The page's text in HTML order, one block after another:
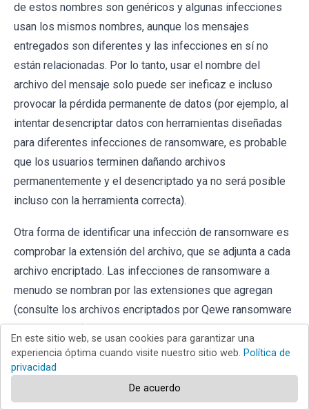
de estos nombres son genéricos y algunas infecciones
usan los mismos nombres, aunque los mensajes
entregados son diferentes y las infecciones en sí no
están relacionadas. Por lo tanto, usar el nombre del
archivo del mensaje solo puede ser ineficaz e incluso
provocar la pérdida permanente de datos (por ejemplo, al
intentar desencriptar datos con herramientas diseñadas
para diferentes infecciones de ransomware, es probable
que los usuarios terminen dañando archivos
permanentemente y el desencriptado ya no será posible
incluso con la herramienta correcta).
Otra forma de identificar una infección de ransomware es
comprobar la extensión del archivo, que se adjunta a cada
archivo encriptado. Las infecciones de ransomware a
menudo se nombran por las extensiones que agregan
(consulte los archivos encriptados por Qewe ransomware
En este sitio web, se usan cookies para garantizar una
experiencia óptima cuando visite nuestro sitio web. Política de
privacidad
De acuerdo